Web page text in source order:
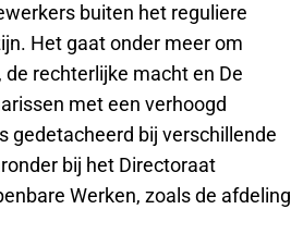
buiten het reguliere
Het gaat onder meer om
rechterlijke macht en De
met een verhoogd
gedetacheerd bij verschillende
bij het Directoraat
Werken, zoals de afdeling